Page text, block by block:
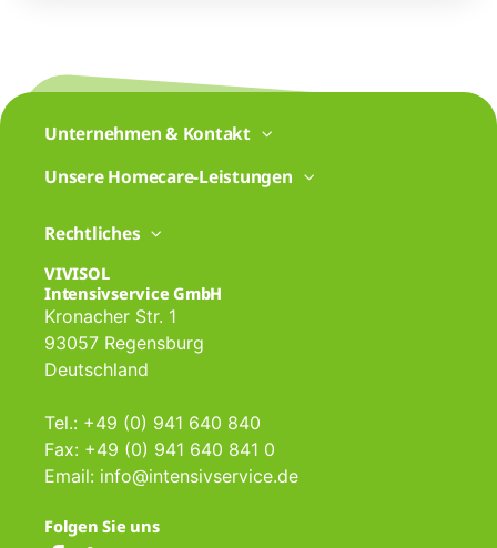
Unternehmen & Kontakt
Unsere Homecare-Leistungen
Rechtliches
VIVISOL
Intensivservice GmbH
Kronacher Str. 1
93057 Regensburg
Deutschland
Tel.: +49 (0) 941 640 840
Fax: +49 (0) 941 640 841 0
Email: info@intensivservice.de
Folgen Sie uns